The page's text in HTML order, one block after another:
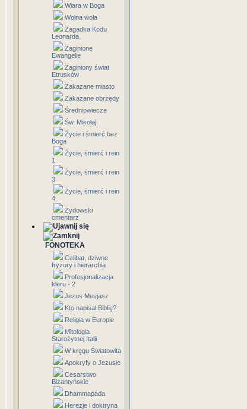
Wiara w Boga
Wolna wola
Zagadka Kodu
Leonarda
Zaginione
Ewangelie
Zaginiony świat
Etrusków
Zakazane miasto
Zakazane obrzędy
Średniowiecze
Św. Mikołaj
Życie i śmierć bez
Boga
Życie, śmierć i rein
1
Życie, śmierć i rein
3
Życie, śmierć i rein
4
Żydowski
cmentarz
FONOTEKA
Celibat, dziwne
fryzury i hierarchia
Profesjonalizacja
kleru - 2
Jezus Mesjasz
Kto napisał Biblię?
Religia w Europie
Mitologia
Starożytnej Italii
W kręgu Światowita
Apokryfy o Jezusie
Cesarstwo
Bizantyńskie
Dhammapada
Herezje i doktryna